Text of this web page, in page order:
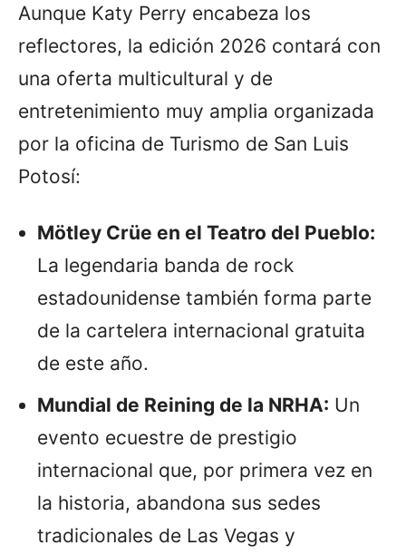
Aunque Katy Perry encabeza los
reflectores, la edición 2026 contará con
una oferta multicultural y de
entretenimiento muy amplia organizada
por la oficina de Turismo de San Luis
Potosí:
Mötley Crüe en el Teatro del Pueblo:
La legendaria banda de rock
estadounidense también forma parte
de la cartelera internacional gratuita
de este año.
Mundial de Reining de la NRHA: Un
evento ecuestre de prestigio
internacional que, por primera vez en
la historia, abandona sus sedes
tradicionales de Las Vegas y